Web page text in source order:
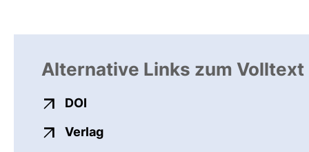
Alternative Links zum Volltext
DOI
Verlagexterner Link, öffnet neues